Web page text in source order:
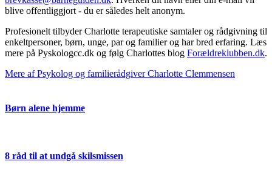
blive offentliggjort - du er således helt anonym.
Profesionelt tilbyder Charlotte terapeutiske samtaler og rådgivning til
enkeltpersoner, børn, unge, par og familier og har bred erfaring. Læs
mere på Pyskologcc.dk og følg Charlottes blog Forældreklubben.dk.
Mere af Psykolog og familierådgiver Charlotte Clemmensen
Børn alene hjemme
8 råd til at undgå skilsmissen